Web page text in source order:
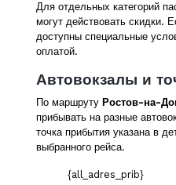
Для отдельных категорий
могут действовать скидки.
доступны специальные
оплатой.
Автовокзалы и
По маршруту Ростов-на-
прибывать на разные
точка прибытия указана в
выбранного рейса.
{all_adres_prib}